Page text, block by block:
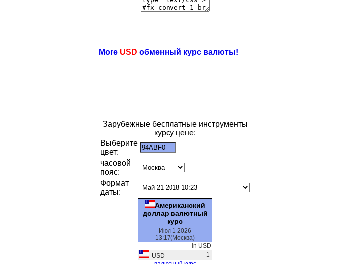
More USD обменный курс валюты!
Зарубежные бесплатные инструменты
курсу цене:
Выберите
цвет:
часовой
пояс:
Формат
даты:
Американский
доллар валютный
курс
Июл 1 2026
13:17(Москва)
in USD
USD
1